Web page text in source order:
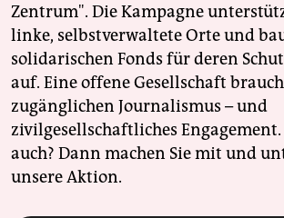
Zentrum". Die Kampagne
linke, selbstverwaltete Orte und
solidarischen Fonds für deren
auf. Eine offene Gesellschaft
zugänglichen Journalismus – und
zivilgesellschaftliches Engagement.
auch? Dann machen Sie mit und
unsere Aktion.